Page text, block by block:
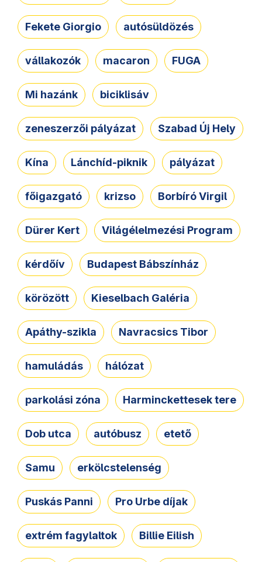
Fekete Giorgio autósüldözés
vállakozók macaron FUGA
Mi hazánk biciklisáv
zeneszerzői pályázat Szabad Új Hely
Kína Lánchíd-piknik pályázat
főigazgató krizso Borbíró Virgil
Dürer Kert Világélelmezési Program
kérdőív Budapest Bábszínház
körözött Kieselbach Galéria
Apáthy-szikla Navracsics Tibor
hamuládás hálózat
parkolási zóna Harminckettesek tere
Dob utca autóbusz etető
Samu erkölcstelenség
Puskás Panni Pro Urbe díjak
extrém fagylaltok Billie Eilish